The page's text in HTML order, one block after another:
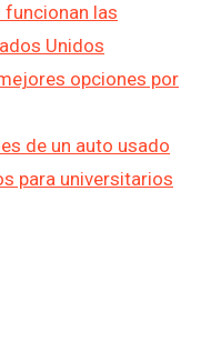
las
Unidos
opciones por
de un auto usado
para universitarios